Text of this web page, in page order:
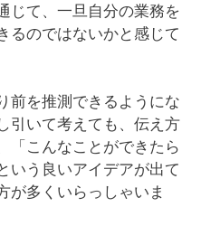
じて、一旦自分の業務を
るのではないかと感じて
前を推測できるようにな
引いて考えても、伝え方
「こんなことができたら
いう良いアイデアが出て
が多くいらっしゃいま